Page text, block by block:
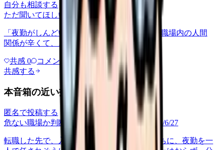
自分も相談する
ただ聞いてほしい
relationships 2026/6/13
「夜勤がしんどい」について相談したいです 職場内の人間
関係が辛くて、、、
共感 0 コメント
共感する
本音箱の近い投稿
匿名で投稿する
危ない職場か判断してほしい
career-growth 2026/6/27
転職した先で、入職して二ヶ月も経たないうちに、夜勤を一